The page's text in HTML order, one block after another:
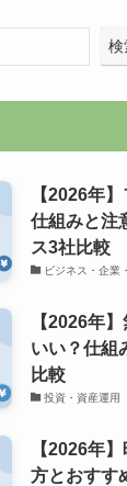
検
【2026年
仕組みと注
ス3社比較
ビジネス・企業
【2026年
いい？仕組
比較
投資・資産運用
【2026年
方とおすす